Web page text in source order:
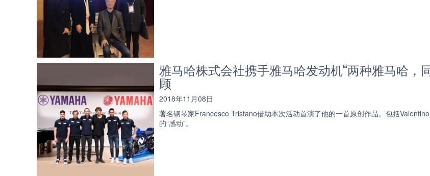
雅马哈株式会社携手雅马哈发动机“两种雅马哈，
顾
2018年11月08日
著名钢琴家Francesco Tristano借助本次活动首演了他的一首原创作品。包括
的“感动”。